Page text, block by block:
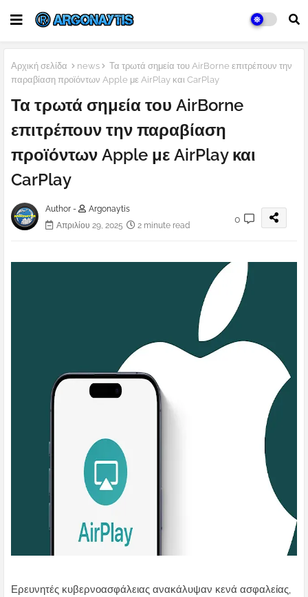
Αρχική σελίδα news
Τα τρωτά σημεία του AirBorne επιτρέπουν την
παραβίαση προϊόντων Apple με AirPlay και CarPlay
Τα τρωτά σημεία του AirBorne
επιτρέπουν την παραβίαση
προϊόντων Apple με AirPlay και
CarPlay
Author -
Argonaytis
Απριλίου 29, 2025
2 minute read
0
Ερευνητές κυβερνοασφάλειας ανακάλυψαν κενά ασφαλείας,